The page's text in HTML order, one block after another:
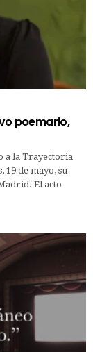
poemario,
a la Trayectoria
19 de mayo, su
El acto